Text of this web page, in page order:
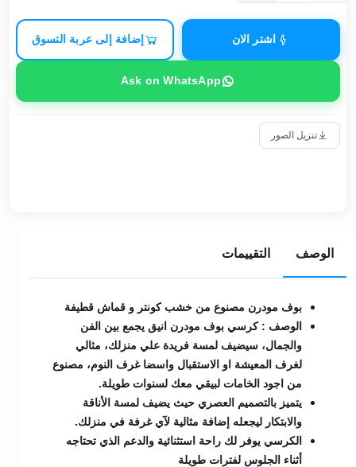
اشتر الان إضافة إلى عربة التسوق
Ask on WhatsApp
تنزيل الصور
الوصف التقييمات
بوف مودرن مصنوع من خشب كونتر و قماش قطيفة
الوصف : كرسي بوف مودرن انيق يجمع بين الفن
والجمال، سيضيف لمسة فريدة علي منزلك، مثالي
لغرف المعيشة او الاستقبال واسضا غرف النوم، مصنوع
من اجود الخامات لبيقي معك لسنوات طويلة.
يتميز بالتصميم العصري حيث يضيف لمسة الأناقة
والابتكار ليجعله إضافة مثالية لآي غرفة في منزلك.
الكرسي يوفر لك راحة استثنائية والدعم الذي تحتاجه
أثناء الجلوس لفترات طويلة